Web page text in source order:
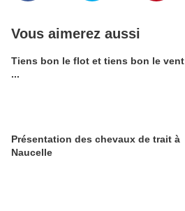
Vous aimerez aussi
Tiens bon le flot et tiens bon le vent
...
Présentation des chevaux de trait à
Naucelle